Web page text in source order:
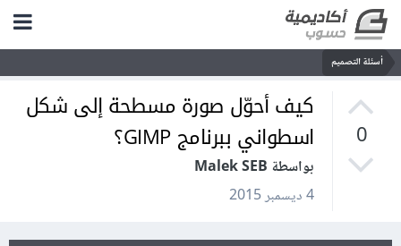
أسئلة التصميم
0
كيف أحوّل صورة مسطحة إلى شكل
اسطواني ببرنامج GIMP؟
بواسطة Malek SEB
4 ديسمبر 2015